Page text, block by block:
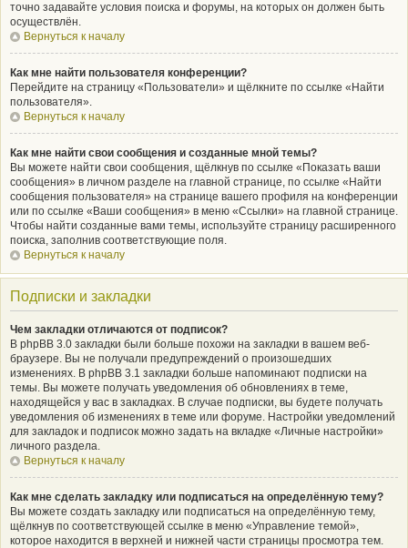
точно задавайте условия поиска и форумы, на которых он должен быть
осуществлён.
Вернуться к началу
Как мне найти пользователя конференции?
Перейдите на страницу «Пользователи» и щёлкните по ссылке «Найти
пользователя».
Вернуться к началу
Как мне найти свои сообщения и созданные мной темы?
Вы можете найти свои сообщения, щёлкнув по ссылке «Показать ваши
сообщения» в личном разделе на главной странице, по ссылке «Найти
сообщения пользователя» на странице вашего профиля на конференции
или по ссылке «Ваши сообщения» в меню «Ссылки» на главной странице.
Чтобы найти созданные вами темы, используйте страницу расширенного
поиска, заполнив соответствующие поля.
Вернуться к началу
Подписки и закладки
Чем закладки отличаются от подписок?
В phpBB 3.0 закладки были больше похожи на закладки в вашем веб-
браузере. Вы не получали предупреждений о произошедших
изменениях. В phpBB 3.1 закладки больше напоминают подписки на
темы. Вы можете получать уведомления об обновлениях в теме,
находящейся у вас в закладках. В случае подписки, вы будете получать
уведомления об изменениях в теме или форуме. Настройки уведомлений
для закладок и подписок можно задать на вкладке «Личные настройки»
личного раздела.
Вернуться к началу
Как мне сделать закладку или подписаться на определённую тему?
Вы можете создать закладку или подписаться на определённую тему,
щёлкнув по соответствующей ссылке в меню «Управление темой»,
которое находится в верхней и нижней части страницы просмотра тем.